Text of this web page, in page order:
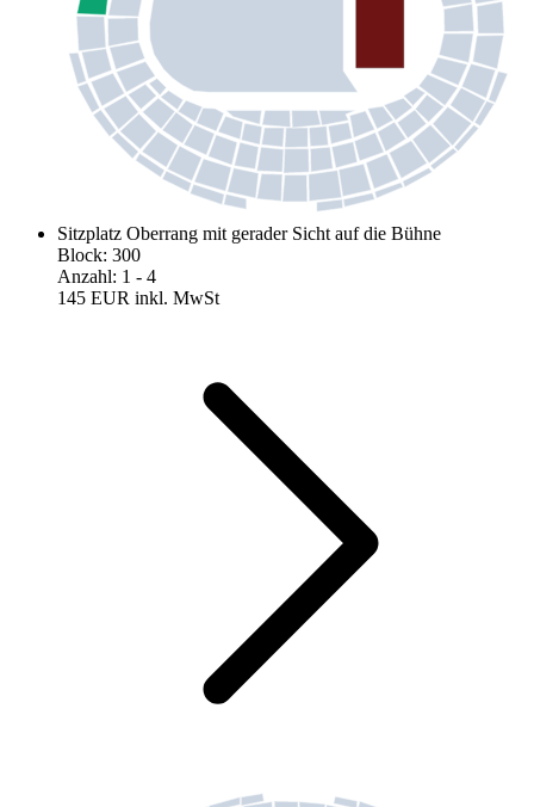
Sitzplatz Oberrang mit gerader Sicht auf die Bühne
Block: 300
Anzahl: 1 - 4
145 EUR inkl. MwSt